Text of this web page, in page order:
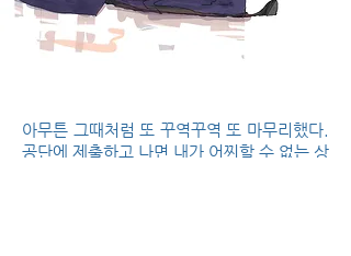
아무튼 그때처럼 또 꾸역꾸역 또 마무리했다.
공단에 제출하고 나면 내가 어찌할 수 없는 상